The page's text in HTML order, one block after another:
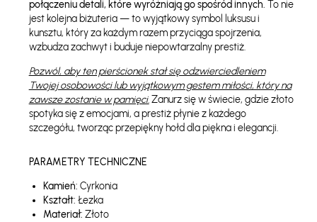
połączeniu detali, które wyróżniają go spośród innych. To nie
jest kolejna biżuteria — to wyjątkowy symbol luksusu i
kunsztu, który za każdym razem przyciąga spojrzenia,
wzbudza zachwyt i buduje niepowtarzalny prestiż.
Pozwól, aby ten pierścionek stał się odzwierciedleniem
Twojej osobowości lub wyjątkowym gestem miłości, który na
zawsze zostanie w pamięci.Zanurz się w świecie, gdzie złoto
spotyka się z emocjami, a prestiż płynie z każdego
szczegółu, tworząc przepiękny hołd dla piękna i elegancji.
PARAMETRY TECHNICZNE
Kamień: Cyrkonia
Kształt: Łezka
Materiał: Złoto